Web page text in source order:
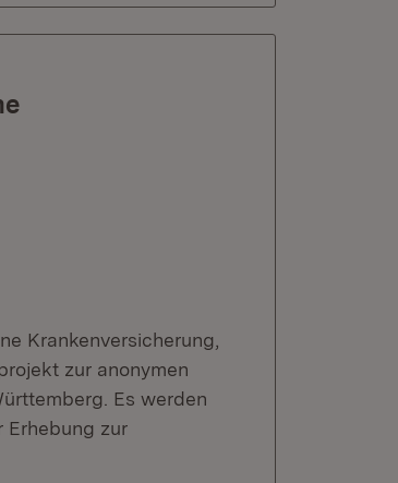
Krankenversicherung,
zur anonymen
Es werden
Erhebung zur